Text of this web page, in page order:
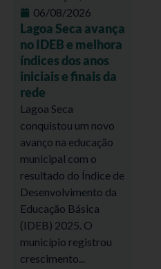
06/08/2026
Lagoa Seca avança
no IDEB e melhora
índices dos anos
iniciais e finais da
rede
Lagoa Seca
conquistou um novo
avanço na educação
municipal com o
resultado do Índice de
Desenvolvimento da
Educação Básica
(IDEB) 2025. O
município registrou
crescimento...